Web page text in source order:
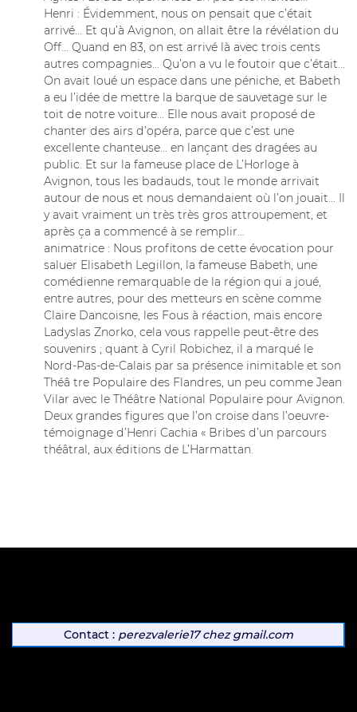
Henri : Évidemment, nous on pensait que c’était
arrivé... Et qu’à Avignon, on allait être la révélation du
Off... Quand en 83, on est arrivé là avec trois cents
autres compagnies... Qu’on a vu le foutoir que c’était...
On avait loué un espace dans une péniche, et Babeth
a eu l’idée de mettre la barque de sauvetage sur le
toit de notre voiture... Elle nous avait proposé de
chanter des airs d’opéra, parce que c’est une
excellente chanteuse... en lançant des dragées au
public. Et sur la fameuse place de L’Horloge à
Avignon, tous les badauds, tout le monde arrivait
autour de nous et nous demandaient où l’on jouait... Il
y avait vraiment un très très gros attroupement, et
après ça a commencé à se remplir...
animatrice : Nous profitons de cette évocation pour
saluer Elisabeth Legillon, la fameuse Babeth, une
comédienne remarquable de la région qui a joué,
entre autres, pour des metteurs en scène comme
Claire Dancoisne, les Fous à réaction, mais encore
Ladyslas Znorko, cela vous rappelle peut-être des
souvenirs ; quant à Cyril Robichez, il a marqué le
Nord-Pas-de-Calais par sa présence inimitable et son
Théâ tre Populaire des Flandres, un peu comme Jean
Vilar avec le Théâtre National Populaire pour Avignon.
Deux grandes figures que l’on croise dans l’oeuvre-
témoignage d’Henri Cachia « Bribes d’un parcours
théâtral, aux éditions de L’Harmattan.
Contact : perezvalerie17chezgmail.com